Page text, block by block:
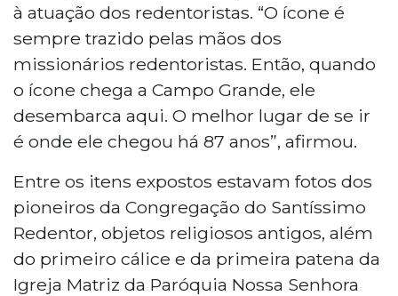
à atuação dos redentoristas. “O ícone é
sempre trazido pelas mãos dos
missionários redentoristas. Então, quando
o ícone chega a Campo Grande, ele
desembarca aqui. O melhor lugar de se ir
é onde ele chegou há 87 anos”, afirmou.
Entre os itens expostos estavam fotos dos
pioneiros da Congregação do Santíssimo
Redentor, objetos religiosos antigos, além
do primeiro cálice e da primeira patena da
Igreja Matriz da Paróquia Nossa Senhora